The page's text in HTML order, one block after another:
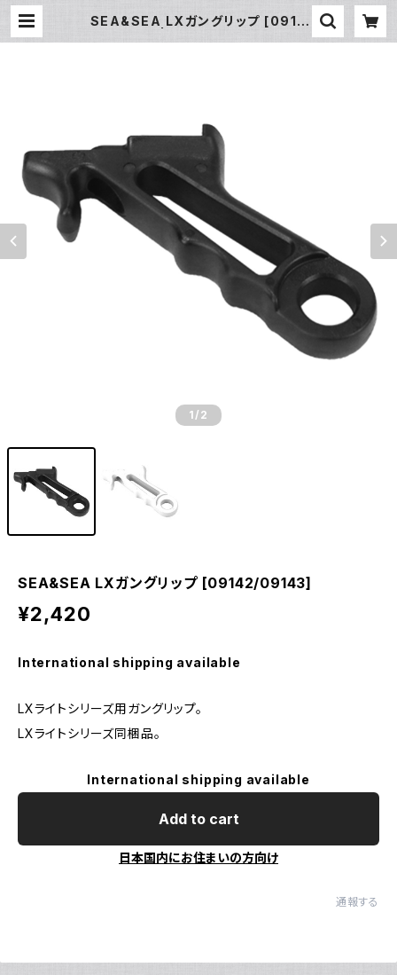
SEA&SEA LXガングリップ [0914
1 /2
SEA&SEA LXガングリップ [09142/09143]
¥2,420
International shipping available
LXライトシリーズ用ガングリップ。
LXライトシリーズ同梱品。
International shipping available
Add to cart
日本国内にお住まいの方向け
通報する